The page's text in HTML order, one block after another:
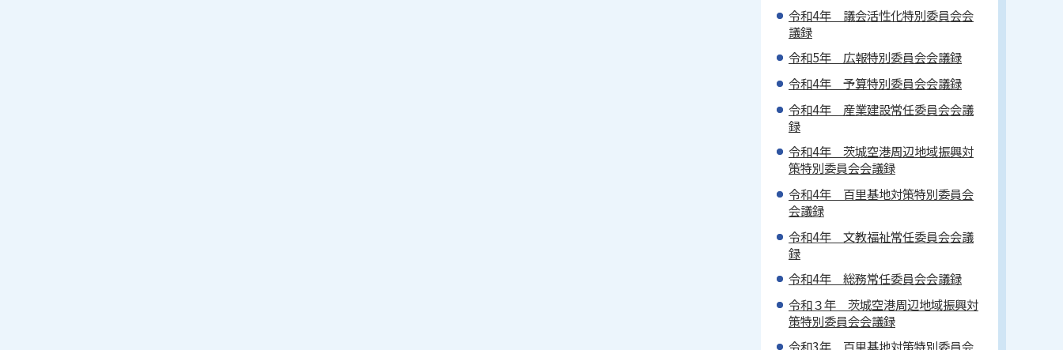
令和4年 議会活性化特別委員会会
議録
令和5年 広報特別委員会会議録
令和4年 予算特別委員会会議録
令和4年 産業建設常任委員会会議
録
令和4年 茨城空港周辺地域振興対
策特別委員会会議録
令和4年 百里基地対策特別委員会
会議録
令和4年 文教福祉常任委員会会議
録
令和4年 総務常任委員会会議録
令和３年 茨城空港周辺地域振興対
策特別委員会会議録
令和3年 百里基地対策特別委員会